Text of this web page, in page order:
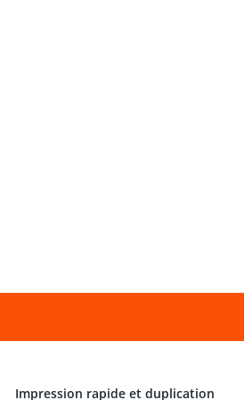
Impression rapide et duplication